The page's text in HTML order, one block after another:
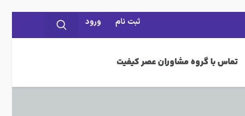
ثبت نام ورود
تماس با گروه مشاوران عصر کیفیت